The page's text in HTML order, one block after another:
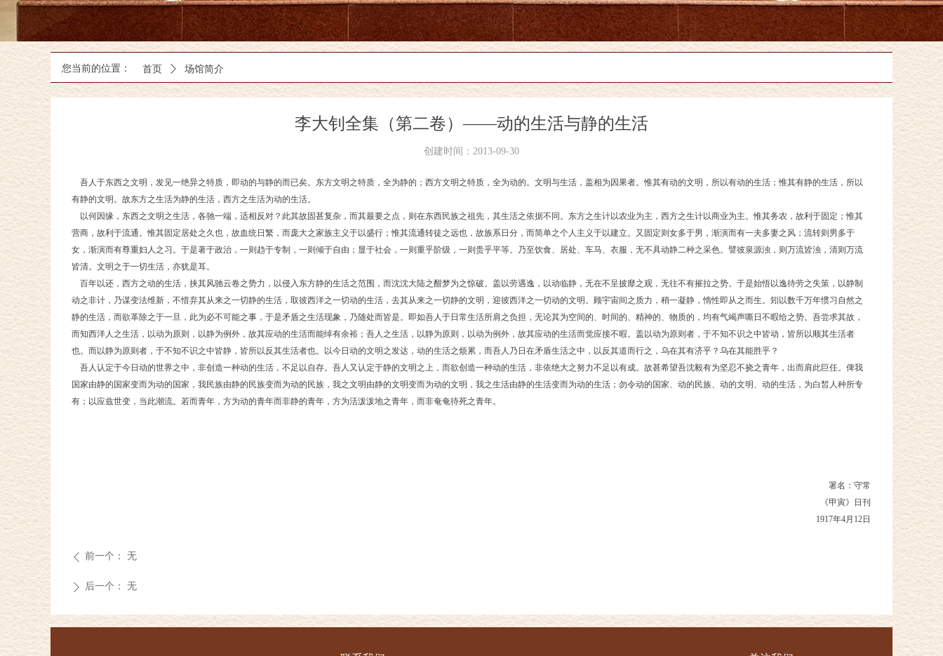
李大钊全集（第二卷）——动的生活与静的生活
吾人于东西之文明，发见一绝异之特质，即动的与静的而已矣。东方文明之特质，全为静的；西方文明之特质，全为动的。文明与生活，盖相为因果者。惟其有动的文明，所以有动的生活；惟其有静的生活，所以
有静的文明。故东方之生活为静的生活，西方之生活为动的生活。
以何因缘，东西之文明之生活，各驰一端，适相反对？此其故固甚复杂，而其最要之点，则在东西民族之祖先，其生活之依据不同。东方之生计以农业为主，西方之生计以商业为主。惟其务农，故利于固定；惟其
营商，故利于流通。惟其固定居处之久也，故血统日繁，而庞大之家族主义于以盛行；惟其流通转徒之远也，故族系日分，而简单之个人主义于以建立。又固定则女多于男，渐演而有一夫多妻之风；流转则男多于
女，渐演而有尊重妇人之习。于是著于政治，一则趋于专制，一则倾于自由；显于社会，一则重乎阶级，一则贵乎平等。乃至饮食、居处、车马、衣服，无不具动静二种之采色。譬彼泉源浊，则万流皆浊，清则万流
皆清。文明之于一切生活，亦犹是耳。
百年以还，西方之动的生活，挟其风驰云卷之势力，以侵入东方静的生活之范围，而沈沈大陆之酣梦为之惊破。盖以劳遇逸，以动临静，无在不呈披靡之观，无往不有摧拉之势。于是始悟以逸待劳之失策，以静制
动之非计，乃谋变法维新，不惜弃其从来之一切静的生活，取彼西洋之一切动的生活，去其从来之一切静的文明，迎彼西洋之一切动的文明。顾宇宙间之质力，稍一凝静，惰性即从之而生。矧以数千万年惯习自然之
静的生活，而欲革除之于一旦，此为必不可能之事，于是矛盾之生活现象，乃随处而皆是。即如吾人于日常生活所肩之负担，无论其为空间的、时间的、精神的、物质的，均有气竭声嘶日不暇给之势。吾尝求其故，
而知西洋人之生活，以动为原则，以静为例外，故其应动的生活而能绰有余裕；吾人之生活，以静为原则，以动为例外，故其应动的生活而觉应接不暇。盖以动为原则者，于不知不识之中皆动，皆所以顺其生活者
也。而以静为原则者，于不知不识之中皆静，皆所以反其生活者也。以今日动的文明之发达，动的生活之烦累，而吾人乃日在矛盾生活之中，以反其道而行之，乌在其有济乎？乌在其能胜乎？
吾人认定于今日动的世界之中，非创造一种动的生活，不足以自存。吾人又认定于静的文明之上，而欲创造一种动的生活，非依绝大之努力不足以有成。故甚希望吾沈毅有为坚忍不挠之青年，出而肩此巨任。俾我
国家由静的国家变而为动的国家，我民族由静的民族变而为动的民族，我之文明由静的文明变而为动的文明，我之生活由静的生活变而为动的生活；勿令动的国家、动的民族、动的文明、动的生活，为白皙人种所专
有；以应兹世变，当此潮流。若而青年，方为动的青年而非静的青年，方为活泼泼地之青年，而非奄奄待死之青年。
署名：守常
《甲寅》日刊
1917年4月12日
创建时间： 2013-09-30
ꄴ 前一个： 无
ꄲ 后一个： 无
您当前的位置： 首页 ꄲ 场馆简介